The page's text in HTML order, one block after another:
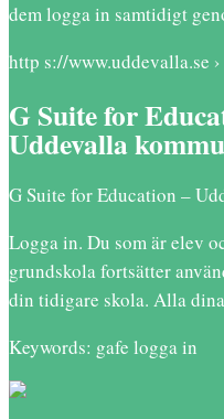
dem logga in samtidigt
http s://www.uddevalla.se
G Suite for
Uddevalla
G Suite for Education –
Logga in. Du som är elev
grundskola fortsätter
din tidigare skola. Alla
Keywords: gafe logga in